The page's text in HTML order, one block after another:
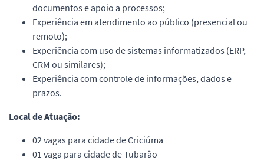
documentos e apoio a processos;
Experiência em atendimento ao público (presencial ou
remoto);
Experiência com uso de sistemas informatizados (ERP,
CRM ou similares);
Experiência com controle de informações, dados e
prazos.
Local de Atuação:
02 vagas para cidade de Criciúma
01 vaga para cidade de Tubarão